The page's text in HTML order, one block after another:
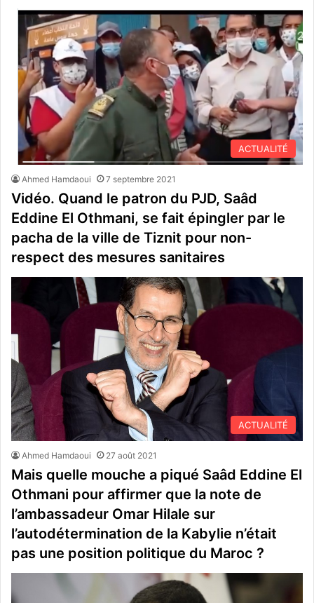
ACTUALITÉ
Ahmed Hamdaoui 7 septembre 2021
Vidéo. Quand le patron du PJD, Saâd
Eddine El Othmani, se fait épingler par le
pacha de la ville de Tiznit pour non-
respect des mesures sanitaires
ACTUALITÉ
Ahmed Hamdaoui 27 août 2021
Mais quelle mouche a piqué Saâd Eddine El
Othmani pour affirmer que la note de
l’ambassadeur Omar Hilale sur
l’autodétermination de la Kabylie n’était
pas une position politique du Maroc ?